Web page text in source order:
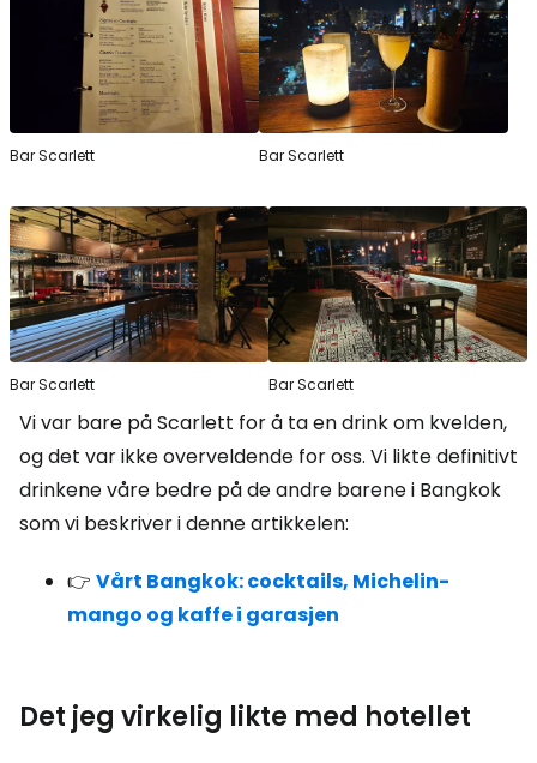
Bar Scarlett Bar Scarlett
Bar Scarlett Bar Scarlett
Vi var bare på Scarlett for å ta en drink om kvelden,
og det var ikke overveldende for oss. Vi likte definitivt
drinkene våre bedre på de andre barene i Bangkok
som vi beskriver i denne artikkelen:
👉 Vårt Bangkok: cocktails, Michelin-
mango og kaffe i garasjen
Det jeg virkelig likte med hotellet